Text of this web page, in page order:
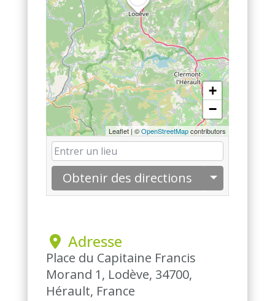
+
−
Leaflet | ©OpenStreetMapcontributors
Obtenir des directions
Adresse
Place du Capitaine Francis
Morand 1, Lodève, 34700,
Hérault, France